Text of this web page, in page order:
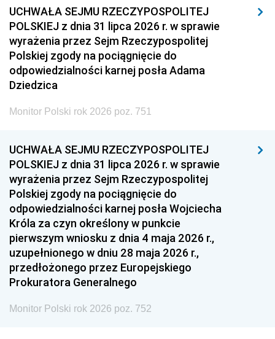
UCHWAŁA SEJMU RZECZYPOSPOLITEJ
POLSKIEJ z dnia 31 lipca 2026 r. w sprawie
wyrażenia przez Sejm Rzeczypospolitej
Polskiej zgody na pociągnięcie do
odpowiedzialności karnej posła Adama
Dziedzica
Monitor Polski rok 2026 poz. 751
UCHWAŁA SEJMU RZECZYPOSPOLITEJ
POLSKIEJ z dnia 31 lipca 2026 r. w sprawie
wyrażenia przez Sejm Rzeczypospolitej
Polskiej zgody na pociągnięcie do
odpowiedzialności karnej posła Wojciecha
Króla za czyn określony w punkcie
pierwszym wniosku z dnia 4 maja 2026 r.,
uzupełnionego w dniu 28 maja 2026 r.,
przedłożonego przez Europejskiego
Prokuratora Generalnego
Monitor Polski rok 2026 poz. 752